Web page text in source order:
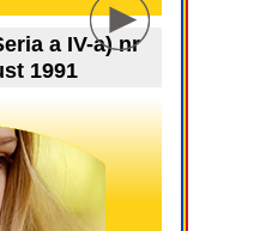
a IV-a) nr
1991